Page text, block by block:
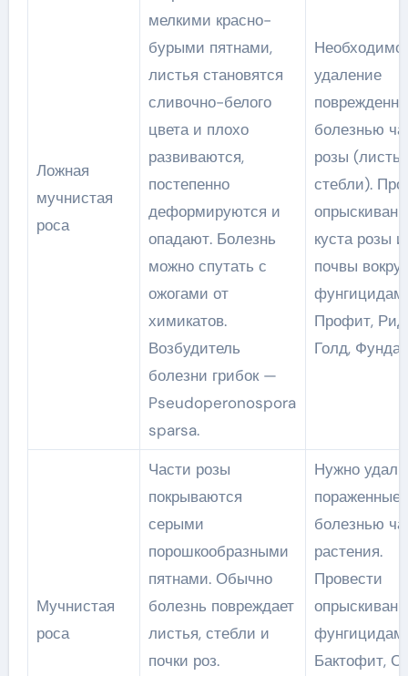
Ложная
мучнистая
роса
мелкими красно-
бурыми пятнами,
листья становятся
сливочно-белого
цвета и плохо
развиваются,
постепенно
деформируются и
опадают. Болезнь
можно спутать с
ожогами от
химикатов.
Возбудитель
болезни грибок —
Pseudoperonospora
sparsa.
Необходимо
удаление
болезнью
розы
стебли).
куста розы и
почвы
Профит,
Голд,
Мучнистая
роса
Части розы
покрываются
серыми
порошкообразными
пятнами. Обычно
болезнь повреждает
листья, стебли и
почки роз.
Нужно
пораженные
болезнью
растения.
Провести
Бактофит,